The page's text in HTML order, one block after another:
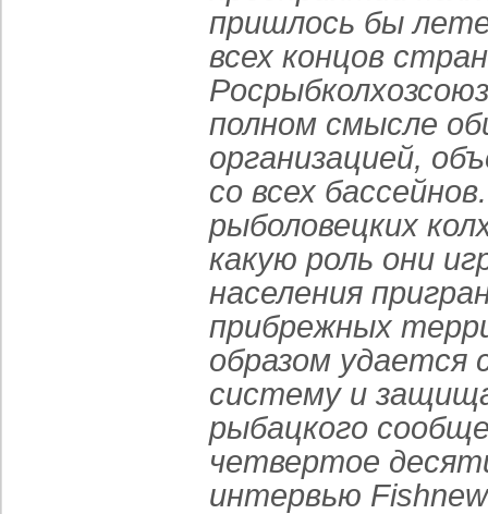
пришлось бы
всех концов
полном смысле
организацией,
со всех
рыболовецких
какую роль они
населения
прибрежных
образом удается
систему и
рыбацкого
четвертое
интервью